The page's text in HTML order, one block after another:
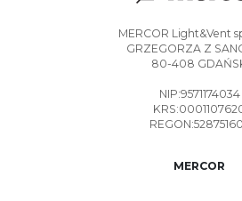
MERCOR Light&Vent
GRZEGORZA Z
80-408
NIP:9571174034
MERCOR